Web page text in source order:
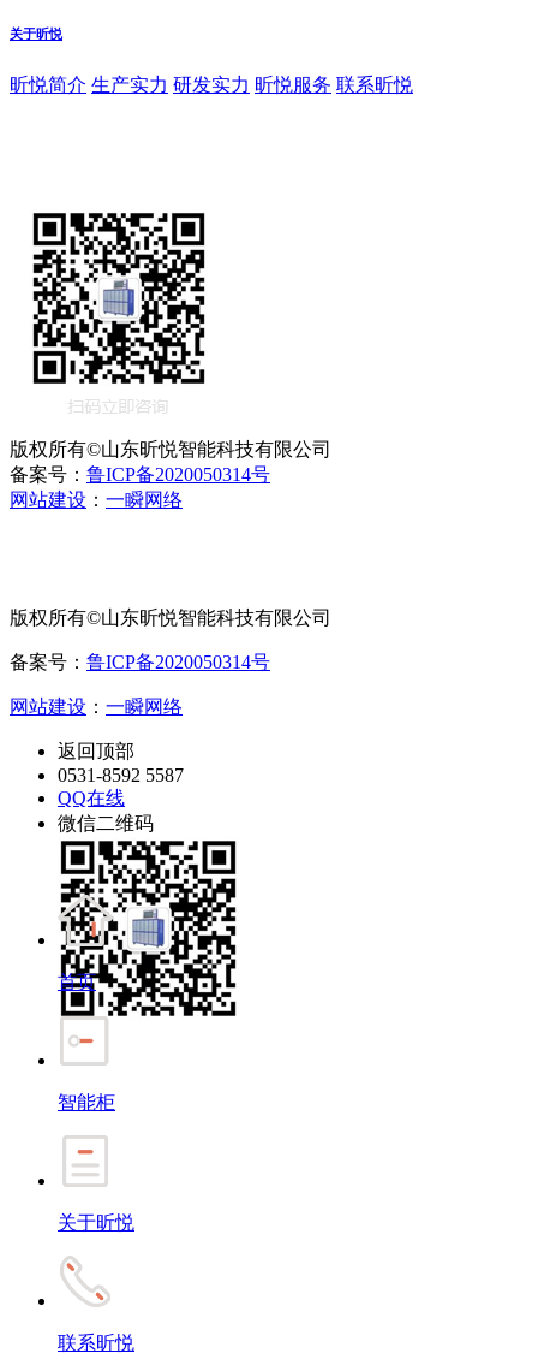
关于昕悦
昕悦简介 生产实力 研发实力 昕悦服务 联系昕悦
版权所有©山东昕悦智能科技有限公司
备案号： 鲁ICP备2020050314号
网站建设 ： 一瞬网络
版权所有©山东昕悦智能科技有限公司
备案号： 鲁ICP备2020050314号
网站建设 ： 一瞬网络
返回顶部
0531-8592 5587
QQ在线
微信二维码
首页
智能柜
关于昕悦
联系昕悦